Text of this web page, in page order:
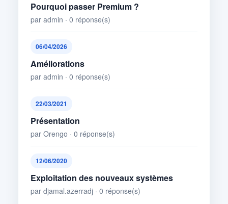
Pourquoi passer Premium ?
par admin · 0 réponse(s)
06/04/2026
Améliorations
par admin · 0 réponse(s)
22/03/2021
Présentation
par Orengo · 0 réponse(s)
12/06/2020
Exploitation des nouveaux systèmes
par djamal.azerradj · 0 réponse(s)